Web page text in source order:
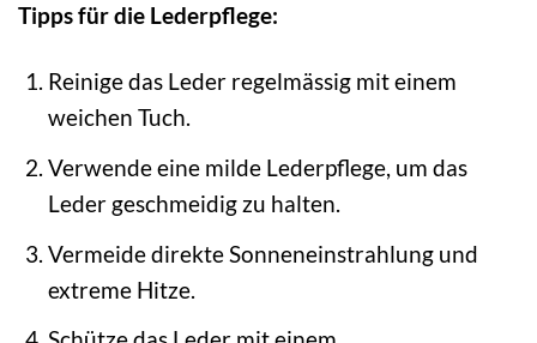
Tipps für die Lederpflege:
Reinige das Leder regelmässig mit einem
weichen Tuch.
Verwende eine milde Lederpflege, um das
Leder geschmeidig zu halten.
Vermeide direkte Sonneneinstrahlung und
extreme Hitze.